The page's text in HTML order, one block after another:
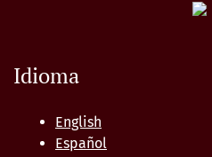
Idioma
English
Español